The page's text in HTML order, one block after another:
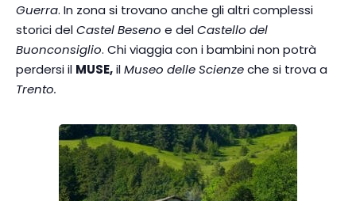
Guerra. In zona si trovano anche gli altri complessi
storici delCastel Beseno e delCastello del
Buonconsiglio. Chi viaggia con i bambini non potrà
perdersi il MUSE,ilMuseo delle Scienzeche si trova a
Trento.